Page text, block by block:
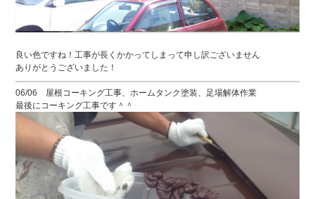
良い色ですね！工事が長くかかってしまって申し訳ございません
ありがとうございました！
06/06 屋根コーキング工事、ホームタンク塗装、足場解体作業
最後にコーキング工事です＾＾